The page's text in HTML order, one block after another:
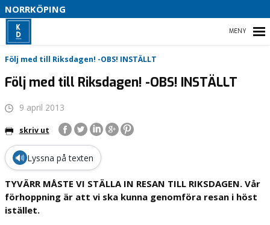
NORRKÖPING
HEM
VÅRT PARTI
Följ med till Riksdagen! -OBS! INSTÄLLT
Följ med till Riksdagen! -OBS! INSTÄLLT
9 april 2013
skriv ut
🔊 Lyssna på texten
TYVÄRR MÅSTE VI STÄLLA IN RESAN TILL RIKSDAGEN. Vår
förhoppning är att vi ska kunna genomföra resan i höst
istället.